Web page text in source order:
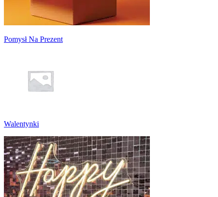
Pomysł Na Prezent
Walentynki